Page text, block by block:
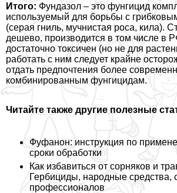
Итого: Фундазол – это фунгицид
используемый для борьбы с
(серая гниль, мучнистая роса, кила).
дешево, производится в том числе в
достаточно токсичен (но не для
работать с ним следует крайне
отдать предпочтения более
комбинированным фунгицидам.
Читайте также другие полезные
Фуфанон: инструкция по
сроки обработки
Как избавиться от сорняков и
Гербициды, народные средства,
профессионалов